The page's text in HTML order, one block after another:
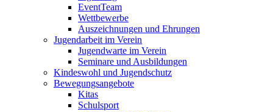
EventTeam
Wettbewerbe
Auszeichnungen und Ehrungen
Jugendarbeit im Verein
Jugendwarte im Verein
Seminare und Ausbildungen
Kindeswohl und Jugendschutz
Bewegungsangebote
Kitas
Schulsport